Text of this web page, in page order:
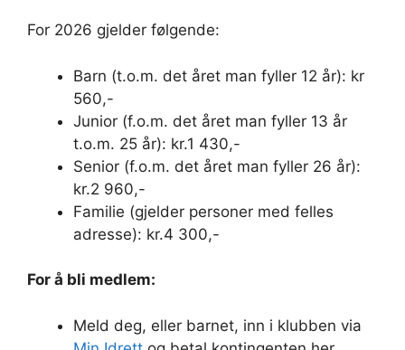
For 2026 gjelder følgende:
Barn (t.o.m. det året man fyller 12 år): kr
560,-
Junior (f.o.m. det året man fyller 13 år
t.o.m. 25 år): kr.1 430,-
Senior (f.o.m. det året man fyller 26 år):
kr.2 960,-
Familie (gjelder personer med felles
adresse): kr.4 300,-
For å bli medlem:
Meld deg, eller barnet, inn i klubben via